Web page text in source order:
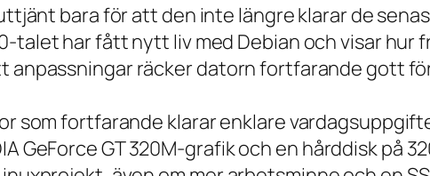
bara för att den inte längre klarar de
talet har fått nytt liv med Debian och visar hur
anpassningar räcker datorn fortfarande gott
som fortfarande klarar enklare
GeForce GT 320M-grafik och en hårddisk på